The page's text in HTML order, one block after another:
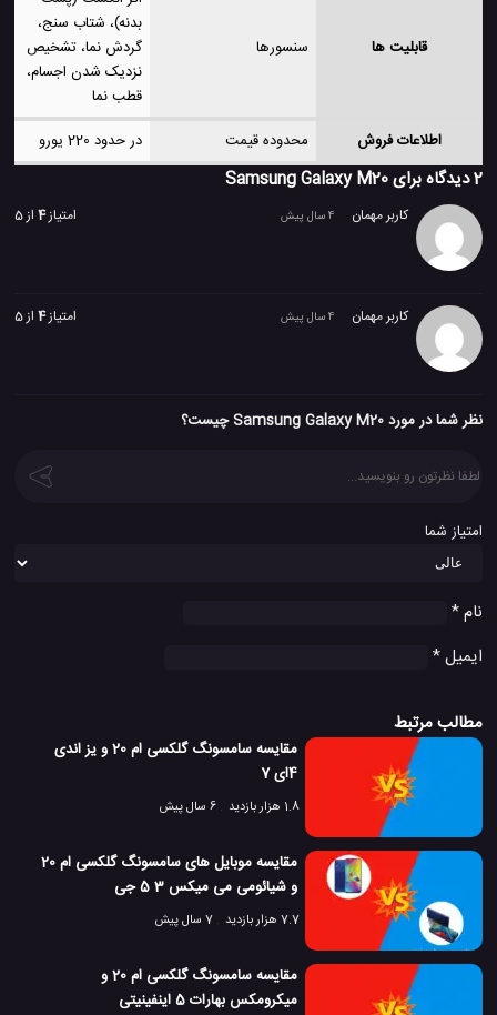
قابلیت ها سنسورها
بدنه)، شتاب سنج،
گردش نما، تشخیص
نزدیک شدن اجسام،
قطب نما
اطلاعات فروش
محدوده قیمت در حدود 220 یورو
2 دیدگاه برای Samsung Galaxy M20
امتیاز4 از 5 کاربر مهمان 4 سال پیش
امتیاز4 از 5 کاربر مهمان 4 سال پیش
نظر شما در مورد Samsung Galaxy M20 چیست؟
امتیاز شما
نام*
ایمیل*
مطالب مرتبط
مقایسه سامسونگ گلکسی ام 20 و یز اندی
4ای 7
1.8 هزار بازدید 6 سال پیش
مقایسه موبایل های سامسونگ گلکسی ام 20
و شیائومی می میکس 3 5 جی
7.7 هزار بازدید 7 سال پیش
مقایسه سامسونگ گلکسی ام 20 و
میکرومکس بهارات 5 اینفینیتی